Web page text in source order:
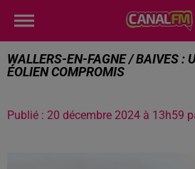
WALLERS-EN-FAGNE / BAIVES :
ÉOLIEN COMPROMIS
Publié : 20 décembre 2024 à 13h59